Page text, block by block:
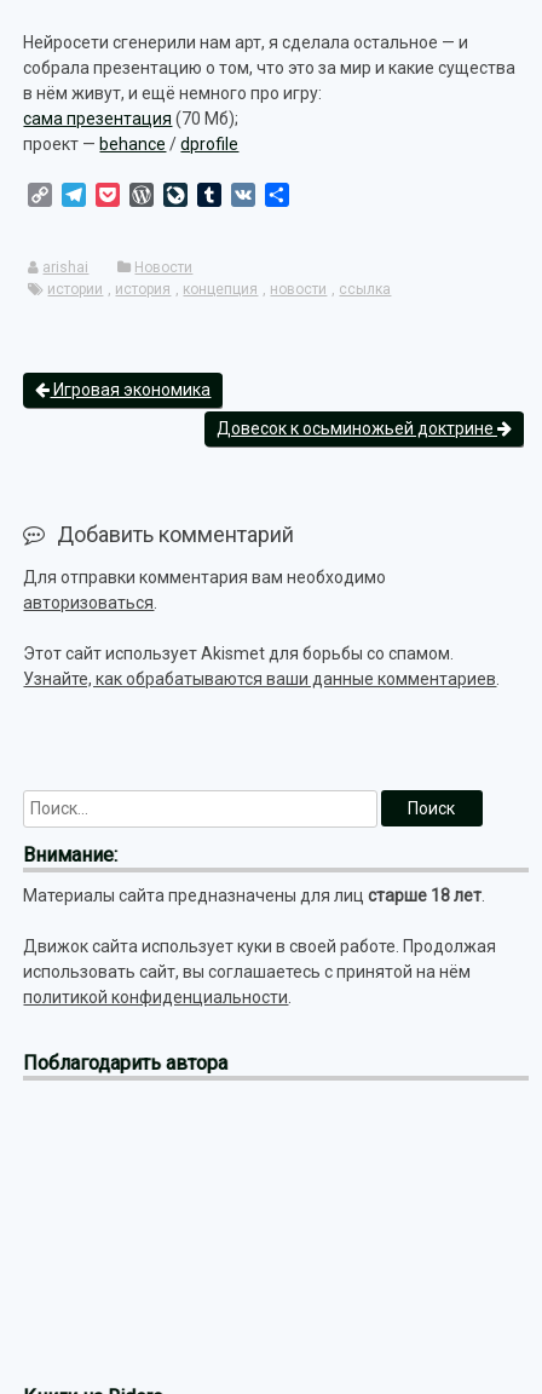
Нейросети сгенерили нам арт, я сделала остальное — и
собрала презентацию о том, что это за мир и какие существа
в нём живут, и ещё немного про игру:
сама презентация (70 Мб);
проект — behance /dprofile
Copy TelegramPocketWordPress
LiveJournal
Tumblr
VK
arishai
Новости
истории , история , концепция , новости , ссылка
Игровая экономика
Довесок к осьминожьей доктрине
Добавить комментарий
Для отправки комментария вам необходимо
авторизоваться
Этот сайт использует Akismet для борьбы со спамом.
Узнайте, как обрабатываются ваши данные комментариев
Внимание:
Материалы сайта предназначены для лицстарше 18 лет
Движок сайта использует куки в своей работе. Продолжая
использовать сайт, вы соглашаетесь с принятой на нём
политикой конфиденциальности
Поблагодарить автора